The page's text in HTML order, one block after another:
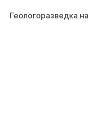
Геологоразведка